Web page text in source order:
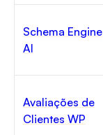
Schema Engine
AI
Avaliações de
Clientes WP